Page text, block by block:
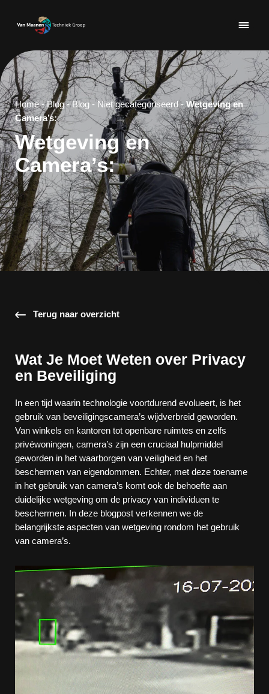
Home-Blog-Blog -Niet gecategoriseerd-Wetgeving en
Camera’s:
Wetgeving en
Camera’s:
Terug naar overzicht
Wat Je Moet Weten over Privacy
en Beveiliging
In een tijd waarin technologie voortdurend evolueert, is het
gebruik van beveiligingscamera’s wijdverbreid geworden.
Van winkels en kantoren tot openbare ruimtes en zelfs
privéwoningen, camera’s zijn een cruciaal hulpmiddel
geworden in het waarborgen van veiligheid en het
beschermen van eigendommen. Echter, met deze toename
in het gebruik van camera’s komt ook de behoefte aan
duidelijke wetgeving om de privacy van individuen te
beschermen. In deze blogpost verkennen we de
belangrijkste aspecten van wetgeving rondom het gebruik
van camera’s.